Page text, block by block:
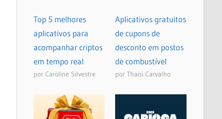
Top 5 melhores
aplicativos para
acompanhar criptos
em tempo real
por Caroline Silvestre
Aplicativos gratuitos
de cupons de
desconto em postos
de combustível
por Thaisi Carvalho